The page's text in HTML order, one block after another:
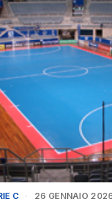
C · 26 GENNAIO